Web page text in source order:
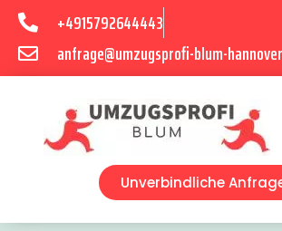
+4915792644443
anfrage@umzugsprofi-blum-
Unverbindliche